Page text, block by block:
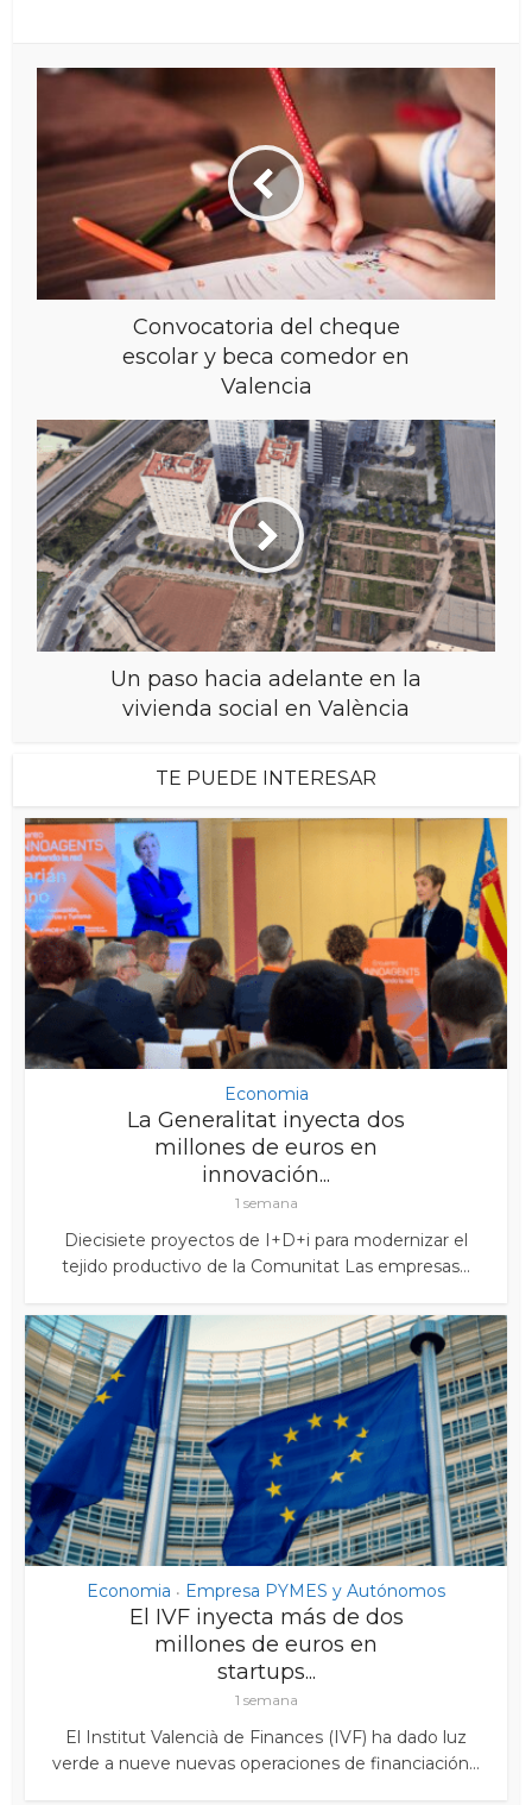
Convocatoria del cheque
escolar y beca comedor en
Valencia
Un paso hacia adelante en la
vivienda social en València
TE PUEDE INTERESAR
Economia
La Generalitat inyecta dos
millones de euros en
innovación...
1 semana
Diecisiete proyectos de I+D+i para modernizar el
tejido productivo de la Comunitat Las empresas...
Economia • Empresa PYMES y Autónomos
El IVF inyecta más de dos
millones de euros en
startups...
1 semana
El Institut Valencià de Finances (IVF) ha dado luz
verde a nueve nuevas operaciones de financiación...